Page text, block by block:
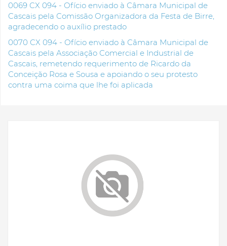
0069 CX 094 - Ofício enviado à Câmara Municipal de
Cascais pela Comissão Organizadora da Festa de Birre,
agradecendo o auxílio prestado
0070 CX 094 - Ofício enviado à Câmara Municipal de
Cascais pela Associação Comercial e Industrial de
Cascais, remetendo requerimento de Ricardo da
Conceição Rosa e Sousa e apoiando o seu protesto
contra uma coima que lhe foi aplicada